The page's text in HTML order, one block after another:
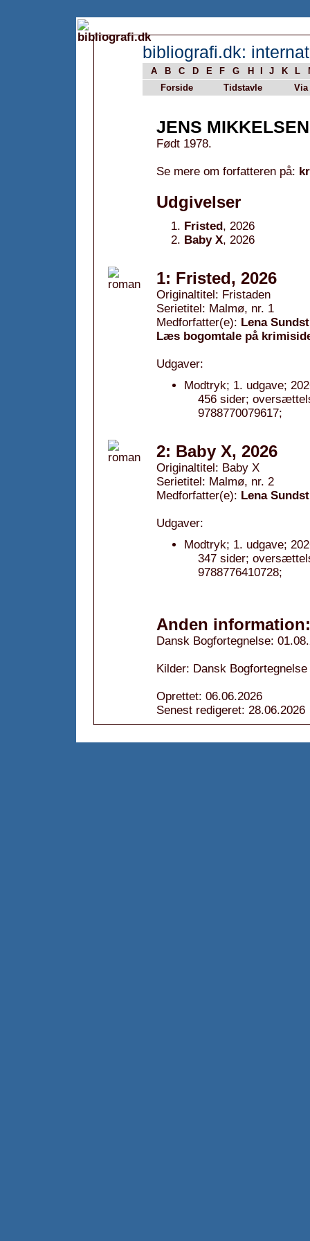
bibliografi.dk:
A B C D E F G H J K L
Forside
Tidstavle Via
JENS MIKKELSEN
Født 1978.
Se mere om forfatteren på:
Udgivelser
Fristed, 2026
Baby X, 2026
1: Fristed, 2026
Originaltitel: Fristaden
Serietitel: Malmø, nr. 1
Medforfatter(e): Lena
Læs bogomtale på
Udgaver:
Modtryk; 1. udgave;
456 sider;
9788770079617;
2: Baby X, 2026
Originaltitel: Baby X
Serietitel: Malmø, nr. 2
Medforfatter(e): Lena
Udgaver:
Modtryk; 1. udgave;
347 sider;
9788776410728;
Anden information:
Dansk Bogfortegnelse:
Kilder: Dansk Bogfortegnelse
Oprettet: 06.06.2026
Senest redigeret: 28.06.2026